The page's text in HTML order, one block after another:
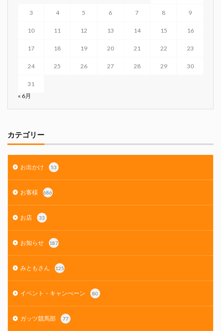
3 4 5 6 7 8 9
10 11 12 13 14 15 16
17 18 19 20 21 22 23
24 25 26 27 28 29 30
31
« 6月
カテゴリー
お出かけ 53
お客様 686
お店 33
お知らせ 187
みともさん 125
イベント・キャンぺーン 80
ガッツ競馬部 77